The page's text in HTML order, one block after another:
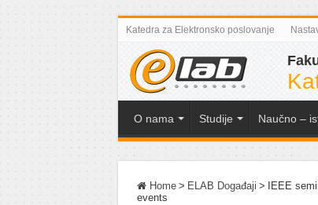
Katedra za Elektronsko poslovanje
O nama Studije Naučno –
Home > ELAB Događaji >
IEEE
events